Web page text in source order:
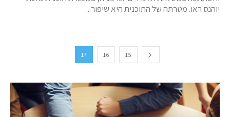
יוהנס ראו. מטרתה של התוכנית היא שיפור...
15
16
17